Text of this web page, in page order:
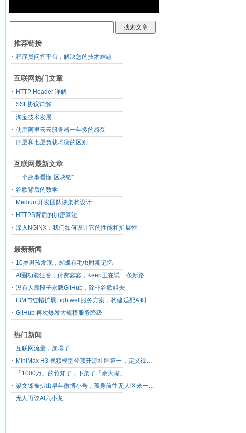
推荐链接
程序员问答平台，解决您的技术难题
互联网热门文章
HTTP Header 详解
SSL协议详解
淘宝技术发展
使用阿里云云服务器一年多的感受
四层和七层负载均衡的区别
互联网最新文章
一个故事看懂“区块链”
谷歌背后的数学
Medium开发团队谈架构设计
HTTPS背后的加密算法
深入NGINX：我们如何设计它的性能和扩展性
最新新闻
10岁男孩发现，蝴蝶有毛虫时期记忆
AI圈功能狂卷，付费寥寥，Keep正在试一条新路
没有人靠段子永载GitHub，除非谷歌姐夫
IBM与红帽扩展Lightwell服务方案，构建适配AI时代开源生态的可信基础设施
GitHub 再次爆发大规模服务降级
热门新闻
互联网流量，崩塌了
MiniMax H3 视频模型登顶开源社区第一，定义视频模型领域“斩杀线”
「1000万」的竹知了，下架了「余大嘴」
梁文锋被扒出早年微博小号，孤身前往无人区来一场相当 deep 的 seek 旅行
无人再议AI六小龙